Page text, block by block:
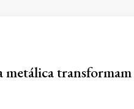
metálica transformam